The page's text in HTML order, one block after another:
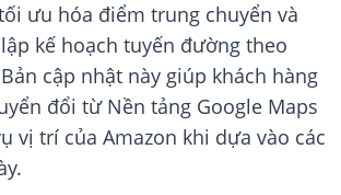
ưu hóa điểm trung chuyển và
kế hoạch tuyến đường theo
cập nhật này giúp khách hàng
đổi từ Nền tảng Google Maps
vị trí của Amazon khi dựa vào các